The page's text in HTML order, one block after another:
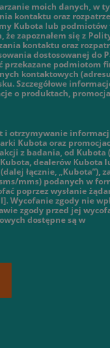
moich danych, w
kontaktu oraz
Kubota lub podmiotów
że zapoznałem się z
kontaktu oraz
dostosowanej do
przekazane podmiotom
kontaktowych
Szczegółowe
o produktach,
i otrzymywanie
Kubota oraz
z badania, od Kubota
dealerów Kubota
łącznie, „Kubota”),
mms) podanych w
poprzez wysłanie
Wycofanie zgody nie
zgody przed jej
dostępne są w